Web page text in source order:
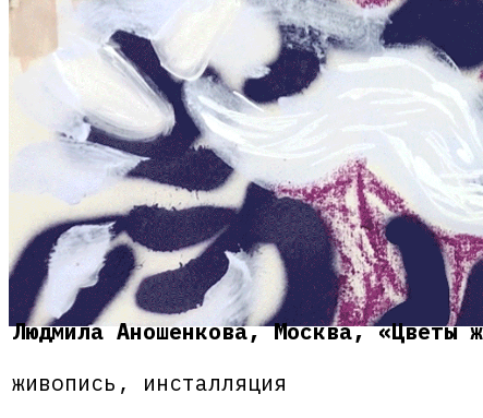
Людмила Аношенкова, Москва, «Цветы
живопись, инсталляция